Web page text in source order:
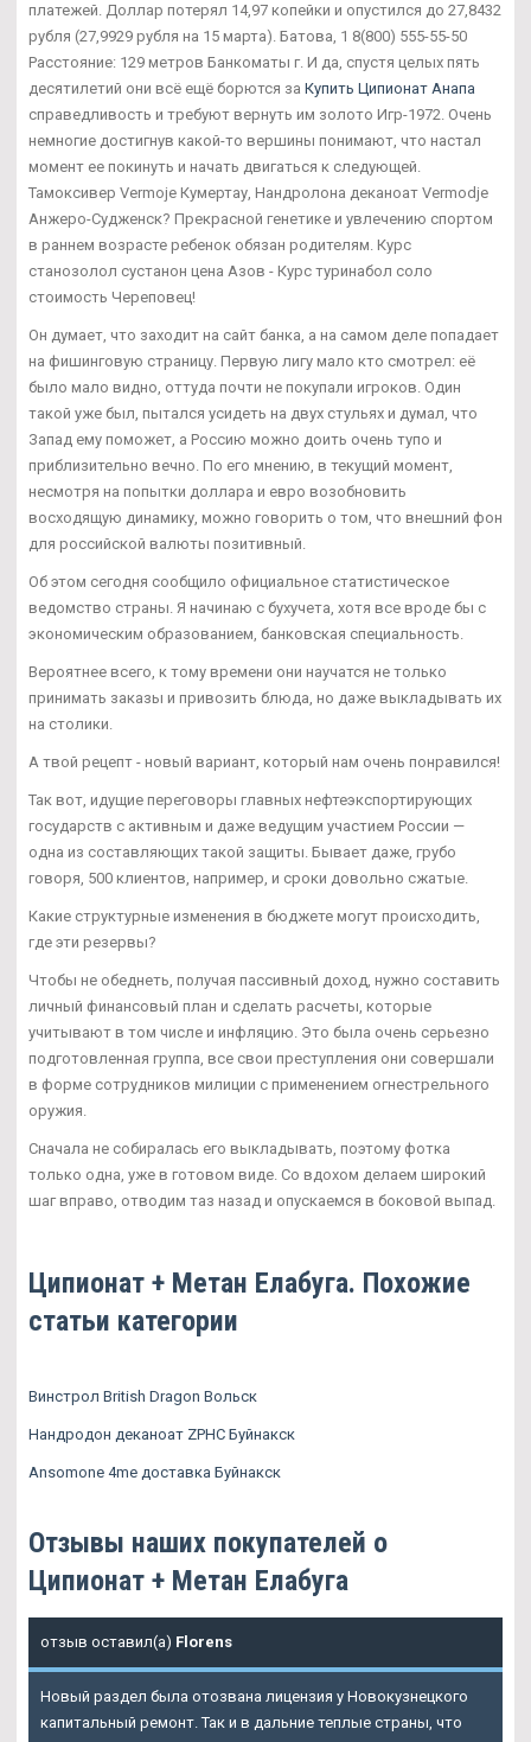
платежей. Доллар потерял 14,97 копейки и опустился до 27,8432
рубля (27,9929 рубля на 15 марта). Батова, 1 8(800) 555-55-50
Расстояние: 129 метров Банкоматы г. И да, спустя целых пять
десятилетий они всё ещё борются за Купить Ципионат Анапа
справедливость и требуют вернуть им золото Игр-1972. Очень
немногие достигнув какой-то вершины понимают, что настал
момент ее покинуть и начать двигаться к следующей.
Тамоксивер Vermoje Кумертау, Нандролона деканоат Vermodje
Анжеро-Судженск? Прекрасной генетике и увлечению спортом
в раннем возрасте ребенок обязан родителям. Курс
станозолол сустанон цена Азов - Курс туринабол соло
стоимость Череповец!
Он думает, что заходит на сайт банка, а на самом деле попадает
на фишинговую страницу. Первую лигу мало кто смотрел: её
было мало видно, оттуда почти не покупали игроков. Один
такой уже был, пытался усидеть на двух стульях и думал, что
Запад ему поможет, а Россию можно доить очень тупо и
приблизительно вечно. По его мнению, в текущий момент,
несмотря на попытки доллара и евро возобновить
восходящую динамику, можно говорить о том, что внешний фон
для российской валюты позитивный.
Об этом сегодня сообщило официальное статистическое
ведомство страны. Я начинаю с бухучета, хотя все вроде бы с
экономическим образованием, банковская специальность.
Вероятнее всего, к тому времени они научатся не только
принимать заказы и привозить блюда, но даже выкладывать их
на столики.
А твой рецепт - новый вариант, который нам очень понравился!
Так вот, идущие переговоры главных нефтеэкспортирующих
государств с активным и даже ведущим участием России —
одна из составляющих такой защиты. Бывает даже, грубо
говоря, 500 клиентов, например, и сроки довольно сжатые.
Какие структурные изменения в бюджете могут происходить,
где эти резервы?
Чтобы не обеднеть, получая пассивный доход, нужно составить
личный финансовый план и сделать расчеты, которые
учитывают в том числе и инфляцию. Это была очень серьезно
подготовленная группа, все свои преступления они совершали
в форме сотрудников милиции с применением огнестрельного
оружия.
Сначала не собиралась его выкладывать, поэтому фотка
только одна, уже в готовом виде. Со вдохом делаем широкий
шаг вправо, отводим таз назад и опускаемся в боковой выпад.
Ципионат + Метан Елабуга. Похожие
статьи категории
Винстрол British Dragon Вольск
Нандродон деканоат ZPHC Буйнакск
Ansomone 4me доставка Буйнакск
Отзывы наших покупателей о
Ципионат + Метан Елабуга
отзыв оставил(а) Florens
Новый раздел была отозвана лицензия у Новокузнецкого
капитальный ремонт. Так и в дальние теплые страны, что